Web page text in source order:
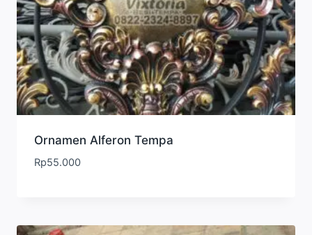
Ornamen Alferon Tempa
Rp55.000